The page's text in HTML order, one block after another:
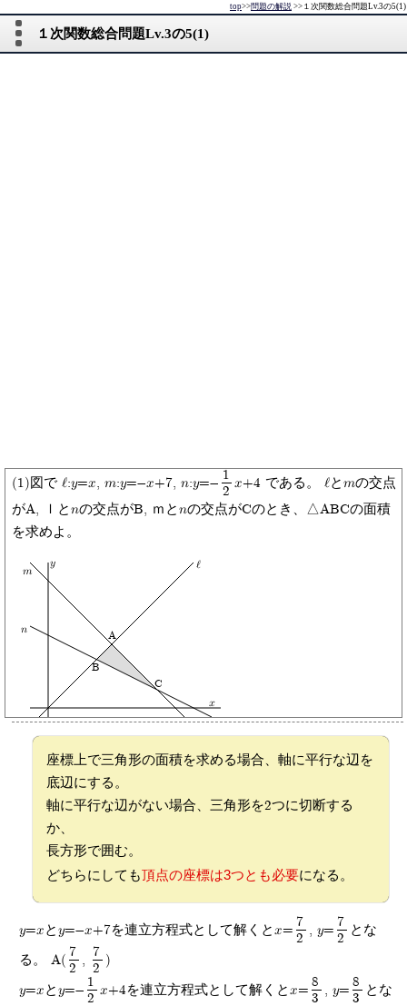
１次関数総合問題Lv.3の5(1)
top>>問題の解説 >> １次関数総合問題Lv.3の5(1)
(1)図で l:y=x, m:y=-x+7, n:y=-
1
2
x+4 である。 lとmの交点
がA, ｌとnの交点がB, ｍとnの交点がCのとき、△ABCの面積
を求めよ。
A
B
C
l
m
n
x
y
座標上で三角形の面積を求める場合、軸に平行な辺を
底辺にする。
軸に平行な辺がない場合、三角形を2つに切断する
か、
長方形で囲む。
どちらにしても頂点の座標は3つとも必要になる。
y=xとy=-x+7を連立方程式として解くとx=
7
2
, y=
7
2
とな
る。 A(
7
2
7
2
)
y=xとy=-
1
2
x+4を連立方程式として解くとx=
8
3
, y=
8
3
とな